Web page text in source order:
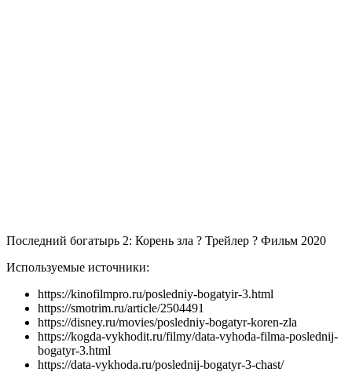
Последний богатырь 2: Корень зла ? Трейлер ? Фильм 2020
Используемые источники:
https://kinofilmpro.ru/posledniy-bogatyir-3.html
https://smotrim.ru/article/2504491
https://disney.ru/movies/posledniy-bogatyr-koren-zla
https://kogda-vykhodit.ru/filmy/data-vyhoda-filma-poslednij-
bogatyr-3.html
https://data-vykhoda.ru/poslednij-bogatyr-3-chast/